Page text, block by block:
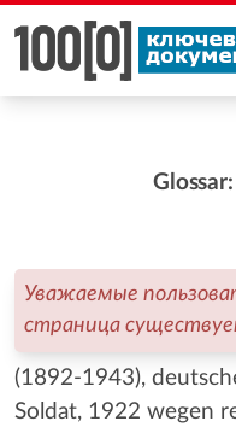
Уважаемые
страница
(1892-1943),
Soldat, 1922 wegen